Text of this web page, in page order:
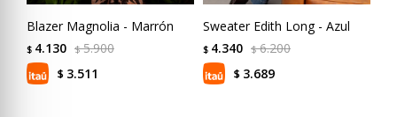
Blazer Magnolia - Marrón
$ 4.130 $ 5.900
$ 3.511
Sweater Edith Long - Azul
$ 4.340 $ 6.200
$ 3.689